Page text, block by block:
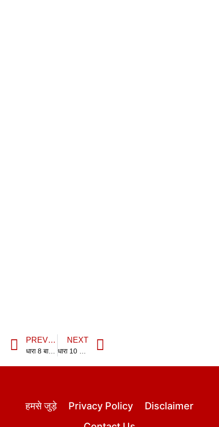
PREVIOUS
धारा 8 बाल-विवाह प्रतिषेध अधिनियम | 8 Prohibition of Child Marriage Act in hindi
NEXT
हमसे जुड़े Privacy Policy
Disclaimer